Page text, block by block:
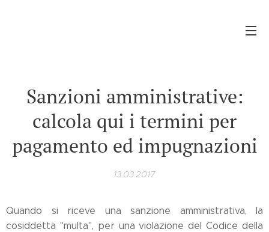
Sanzioni amministrative:
calcola qui i termini per
pagamento ed impugnazioni
13.03.2017
Quando si riceve una sanzione amministrativa, la
cosiddetta "multa", per una violazione del Codice della